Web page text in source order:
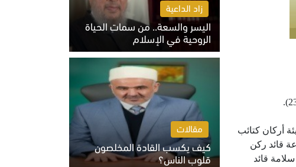
أركان كتائب
قائد ركن
سلامة قائد
زاد الداعية
اليسر والسعة.. من سمات الحياة
الروحية في الإسلام
الثلاثاء 4 أغسطس 2026 12:56 م
مقالات
كيف يكسب القادة المخلصون
قلوب الناس؟